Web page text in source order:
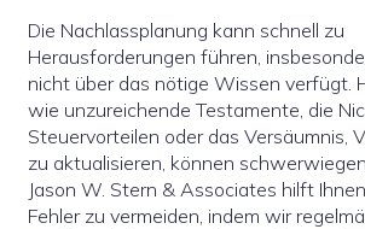
Die Nachlassplanung kann schnell zu
Herausforderungen führen,
nicht über das nötige Wissen verfügt.
wie unzureichende Testamente, die
Steuervorteilen oder das Versäumnis,
zu aktualisieren, können
Jason W. Stern & Associates hilft
Fehler zu vermeiden, indem wir